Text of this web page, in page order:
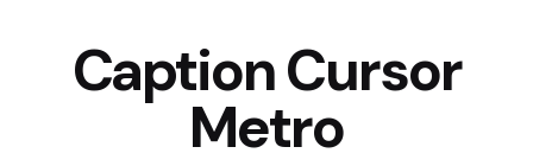
Caption Cursor
Metro